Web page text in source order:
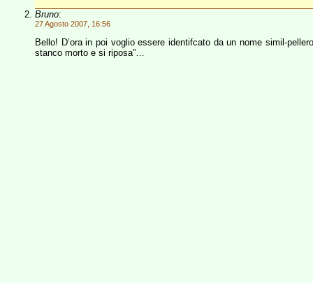
Bruno:
27 Agosto 2007, 16:56
Bello! D’ora in poi voglio essere identifcato da un nome simil-
stanco morto e si riposa”…